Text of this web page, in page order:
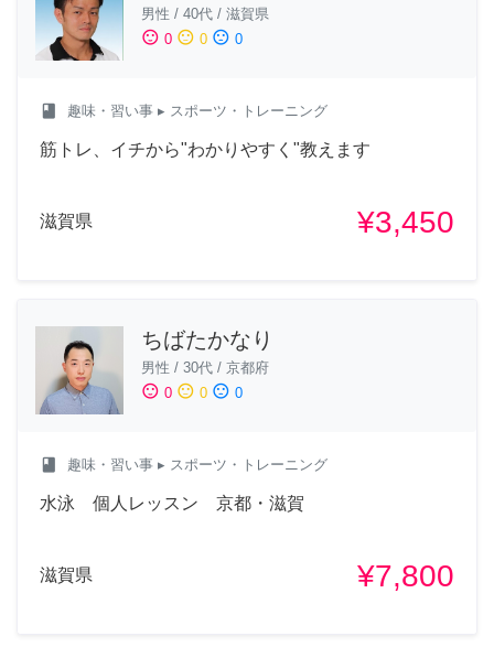
男性 / 40代 / 滋賀県
sentiment_satisfied 0 sentiment_neutral 0 sentiment_dissatisfied 0
class 趣味・習い事 ▸ スポーツ・トレーニング
筋トレ、イチから"わかりやすく"教えます
滋賀県 ¥3,450
ちばたかなり
男性 / 30代 / 京都府
sentiment_satisfied 0 sentiment_neutral 0 sentiment_dissatisfied 0
class 趣味・習い事 ▸ スポーツ・トレーニング
水泳 個人レッスン 京都・滋賀
滋賀県 ¥7,800